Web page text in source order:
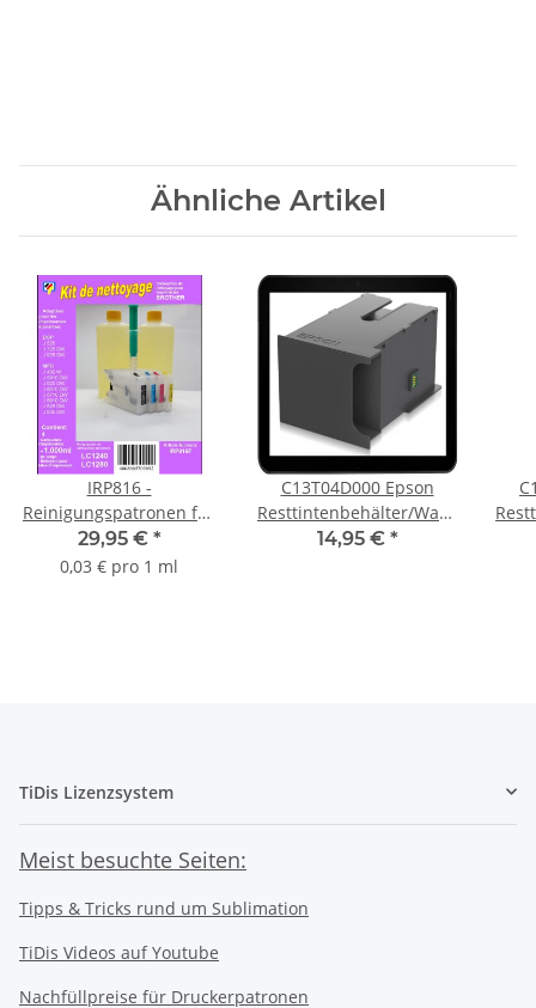
Ähnliche Artikel
IRP816 -
Reinigungspatronen für
LC-1220 / LC-1240 / LC-
1280 + 1 Liter
29,95 € *
0,03 € pro 1 ml
C13T04D000 Epson
Resttintenbehälter/
für ET7700 und ET7750
14,95 € *
TiDis Lizenzsystem
Meist besuchte Seiten:
Tipps & Tricks rund um Sublimation
TiDis Videos auf Youtube
Nachfüllpreise für Druckerpatronen